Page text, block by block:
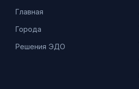
Главная
Города
Решения ЭДО